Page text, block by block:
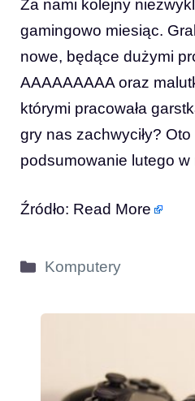
Za nami kolejny
gamingowo miesiąc.
nowe, będące dużymi
AAAAAAAAA oraz
którymi pracowała
gry nas zachwyciły?
podsumowanie lutego w
Źródło: Read More
Kategorie
Komputery